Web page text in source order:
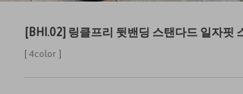
[BHI.02] 링클프리 뒷밴딩 스탠다드 일자핏
[ 4color ]